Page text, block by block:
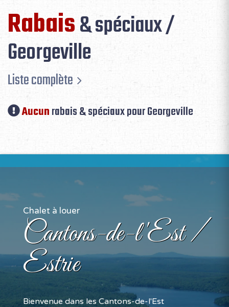
Rabais& spéciaux /
Georgeville
Liste complète
Aucunrabais & spéciaux pour Georgeville
Chalet à louer
Cantons-de-l'Est /
Estrie
Bienvenue dans les Cantons-de-l'Est